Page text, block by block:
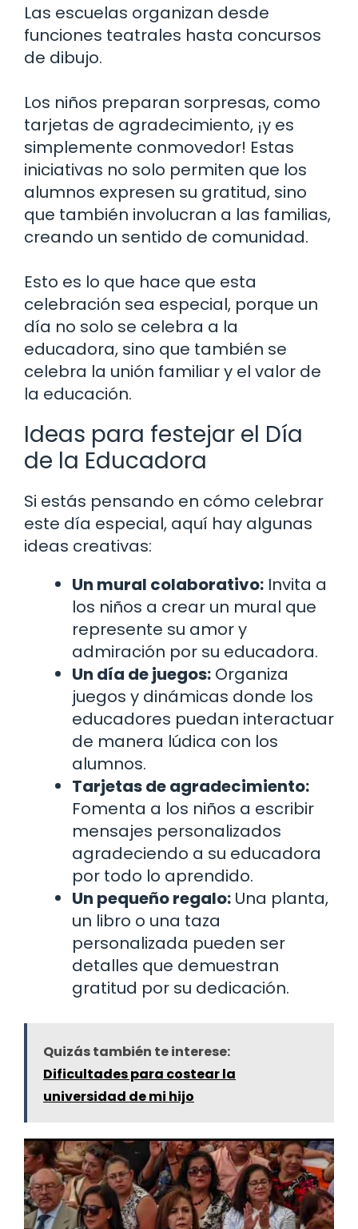
Las escuelas organizan desde
funciones teatrales hasta concursos
de dibujo.
Los niños preparan sorpresas, como
tarjetas de agradecimiento, ¡y es
simplemente conmovedor! Estas
iniciativas no solo permiten que los
alumnos expresen su gratitud, sino
que también involucran a las familias,
creando un sentido de comunidad.
Esto es lo que hace que esta
celebración sea especial, porque un
día no solo se celebra a la
educadora, sino que también se
celebra la unión familiar y el valor de
la educación.
Ideas para festejar el Día
de la Educadora
Si estás pensando en cómo celebrar
este día especial, aquí hay algunas
ideas creativas:
Un mural colaborativo: Invita a
los niños a crear un mural que
represente su amor y
admiración por su educadora.
Un día de juegos: Organiza
juegos y dinámicas donde los
educadores puedan interactuar
de manera lúdica con los
alumnos.
Tarjetas de agradecimiento:
Fomenta a los niños a escribir
mensajes personalizados
agradeciendo a su educadora
por todo lo aprendido.
Un pequeño regalo: Una planta,
un libro o una taza
personalizada pueden ser
detalles que demuestran
gratitud por su dedicación.
Quizás también te interese:
Dificultades para costear la
universidad de mi hijo